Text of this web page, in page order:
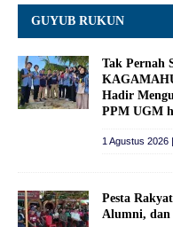
GUYUB RUKUN
Tak Pernah
Hadir
PPM UGM
1 Agustus 2026
Pesta
Alumni, dan